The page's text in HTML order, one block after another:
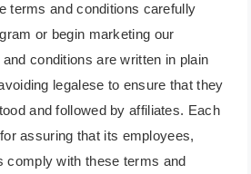
terms and conditions carefully
or begin marketing our
conditions are written in plain
legalese to ensure that they
and followed by affiliates. Each
assuring that its employees,
comply with these terms and